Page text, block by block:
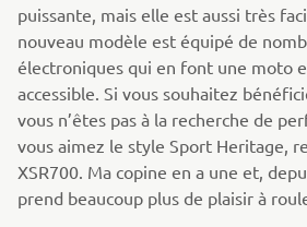
puissante, mais elle est aussi très
nouveau modèle est équipé de
électroniques qui en font une moto
accessible. Si vous souhaitez
vous n’êtes pas à la recherche de
vous aimez le style Sport Heritage,
XSR700. Ma copine en a une et,
prend beaucoup plus de plaisir à